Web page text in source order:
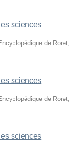
sciences
de Roret
sciences
de Roret
sciences